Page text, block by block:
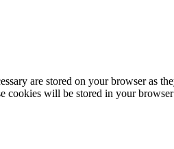
are stored on your browser as
cookies will be stored in your